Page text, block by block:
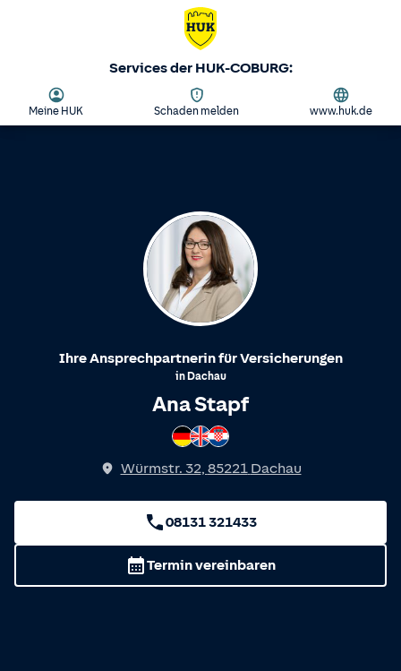
Services der HUK-COBURG:
Meine HUK Schaden melden www.huk.de
Ihre Ansprechpartnerin für Versicherungen
in Dachau
Ana Stapf
Spricht
Deutsch
Englisch
Kroatisch
Würmstr. 32, 85221 Dachau
08131 321433
Termin vereinbaren